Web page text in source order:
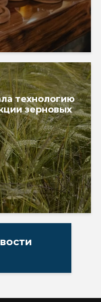
технологию
зерновых